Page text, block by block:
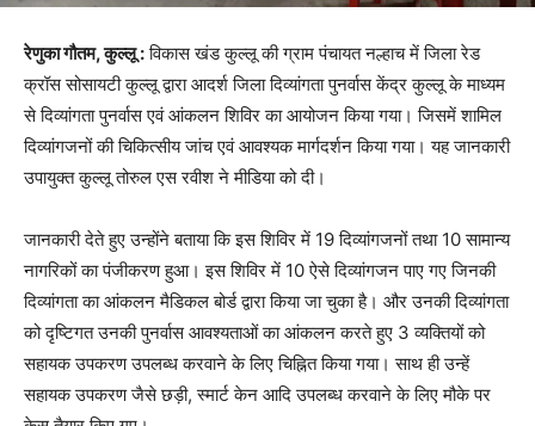
रेणुका गौतम, कुल्लू :विकास खंड कुल्लू की ग्राम पंचायत नल्हाच में जिला रेड
क्रॉस सोसायटी कुल्लू द्वारा आदर्श जिला दिव्यांगता पुनर्वास केंद्र कुल्लू के माध्यम
से दिव्यांगता पुनर्वास एवं आंकलन शिविर का आयोजन किया गया। जिसमें शामिल
दिव्यांगजनों की चिकित्सीय जांच एवं आवश्यक मार्गदर्शन किया गया। यह जानकारी
उपायुक्त कुल्लू तोरुल एस रवीश ने मीडिया को दी।
जानकारी देते हुए उन्होंने बताया कि इस शिविर में 19 दिव्यांगजनों तथा 10 सामान्य
नागरिकों का पंजीकरण हुआ। इस शिविर में 10 ऐसे दिव्यांगजन पाए गए जिनकी
दिव्यांगता का आंकलन मैडिकल बोर्ड द्वारा किया जा चुका है। और उनकी दिव्यांगता
को दृष्टिगत उनकी पुनर्वास आवश्यताओं का आंकलन करते हुए 3 व्यक्तियों को
सहायक उपकरण उपलब्ध करवाने के लिए चिह्नित किया गया। साथ ही उन्हें
सहायक उपकरण जैसे छड़ी, स्मार्ट केन आदि उपलब्ध करवाने के लिए मौके पर